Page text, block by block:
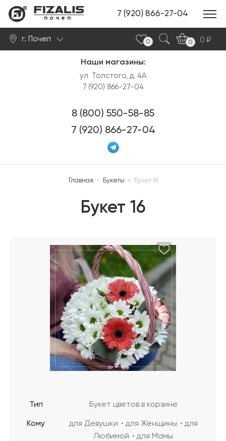
почеп 7 (920) 866-27-04
г. Почеп 0 0
0
Наши магазины:
ул. Толстого, д. 4А
7 (920) 866-27-04
8 (800) 550-58-85
7 (920) 866-27-04
Главная • Букеты • Букет 16
Букет 16
Тип Букет цветов в корзине
Кому для Девушки для Женщины
для
Любимой
для Мамы